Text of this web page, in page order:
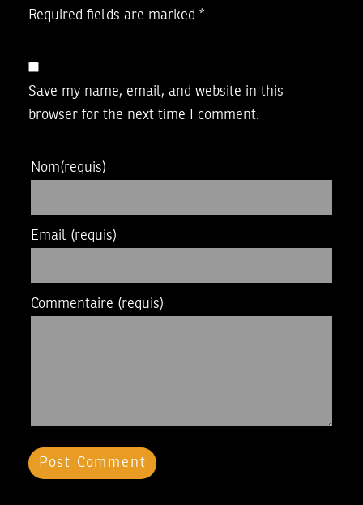
Required fields are marked *
Save my name, email, and website in this
browser for the next time I comment.
Nom(requis)
Email (requis)
Commentaire (requis)